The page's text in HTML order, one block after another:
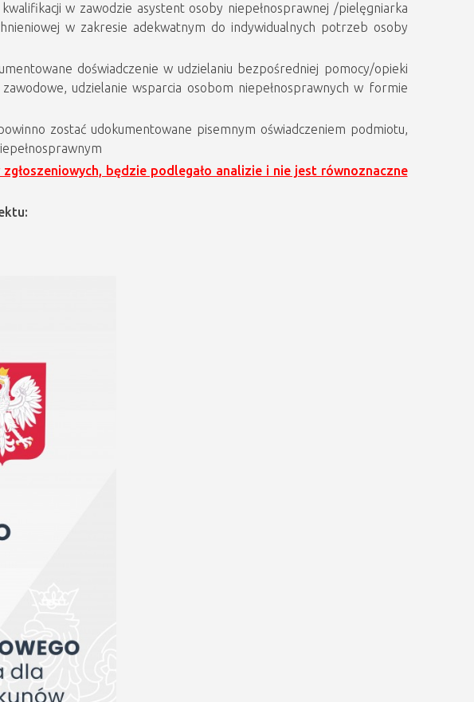
w zawodzie asystent osoby niepełnosprawnej /pielęgniarka
w zakresie adekwatnym do indywidualnych potrzeb osoby
doświadczenie w udzielaniu bezpośredniej pomocy/opieki
udzielanie wsparcia osobom niepełnosprawnych w formie
zostać udokumentowane pisemnym oświadczeniem podmiotu,
będzie podlegało analizie i nie jest równoznaczne